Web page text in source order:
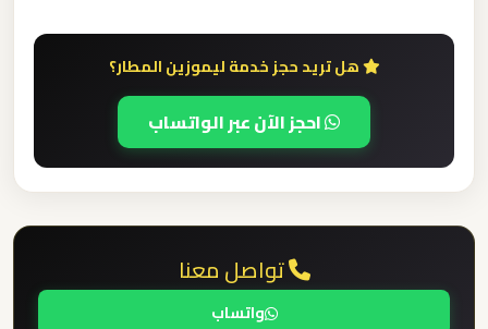
هل تريد حجز خدمة ليموزين المطار؟
احجز الآن عبر الواتساب
تواصل معنا
واتساب
الاسكندرية
العرب
اسكندرية
ليموزين